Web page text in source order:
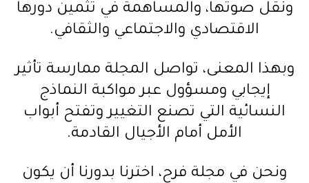
ونقل صوتها، والمساهمة في تثمين دورها
الاقتصادي والاجتماعي والثقافي.
وبهذا المعنى، تواصل المجلة ممارسة تأثير
إيجابي ومسؤول عبر مواكبة النماذج
النسائية التي تصنع التغيير وتفتح أبواب
الأمل أمام الأجيال القادمة.
ونحن في مجلة فرح، اخترنا بدورنا أن يكون